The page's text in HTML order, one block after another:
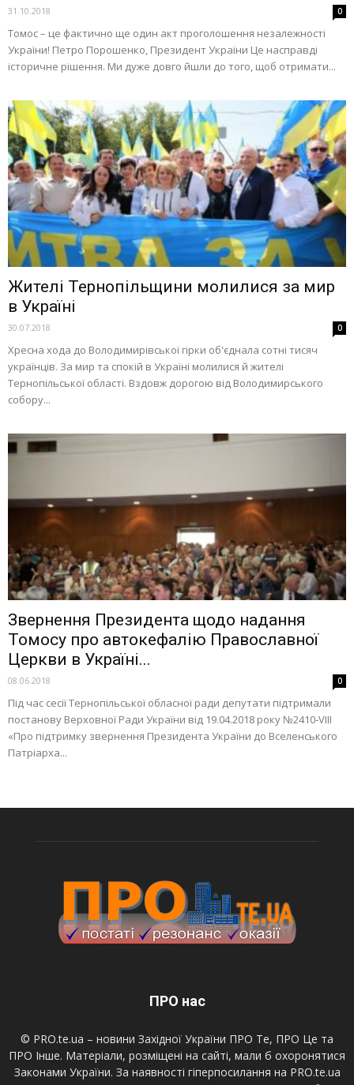
31.10.2018 0
Томос – це фактично ще один акт проголошення незалежності
України! Петро Порошенко, Президент України Це насправді
історичне рішення. Ми дуже довго йшли до того, щоб отримати...
Жителі Тернопільщини молилися за мир
в Україні
30.07.2018 0
Хресна хода до Володимирівської гірки об'єднала сотні тисяч
українців. За мир та спокій в Україні молилися й жителі
Тернопільської області. Вздовж дорогою від Володимирського
собору...
Звернення Президента щодо надання
Томосу про автокефалію Православної
Церкви в Україні...
08.06.2018 0
Під час сесії Тернопільської обласної ради депутати підтримали
постанову Верховної Ради України від 19.04.2018 року №2410-VIII
«Про підтримку звернення Президента України до Вселенського
Патріарха...
ПРО нас
© PRO.te.ua – новини Західної України ПРО Те, ПРО Це та
ПРО Інше. Матеріали, розміщені на сайті, мали б охоронятися
Законами України. За наявності гіперпосилання на PRO.te.ua